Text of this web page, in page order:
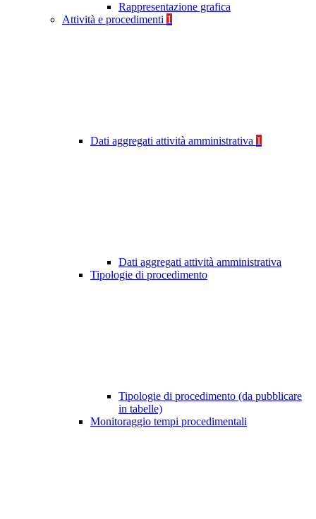
Rappresentazione grafica
Attività e procedimenti 1
Dati aggregati attività amministrativa 1
Dati aggregati attività amministrativa
Tipologie di procedimento
Tipologie di procedimento (da pubblicare
in tabelle)
Monitoraggio tempi procedimentali